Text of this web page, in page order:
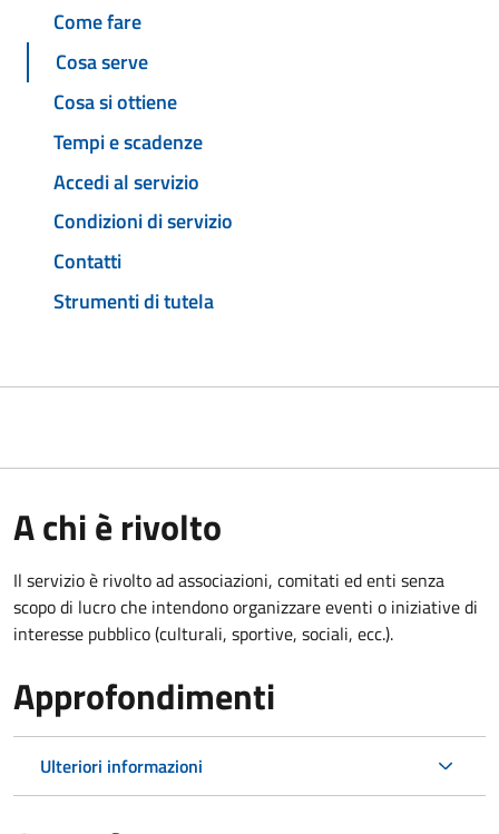
Come fare
Cosa serve
Cosa si ottiene
Tempi e scadenze
Accedi al servizio
Condizioni di servizio
Contatti
Strumenti di tutela
A chi è rivolto
Il servizio è rivolto ad associazioni, comitati ed enti senza
scopo di lucro che intendono organizzare eventi o iniziative di
interesse pubblico (culturali, sportive, sociali, ecc.).
Approfondimenti
Ulteriori informazioni